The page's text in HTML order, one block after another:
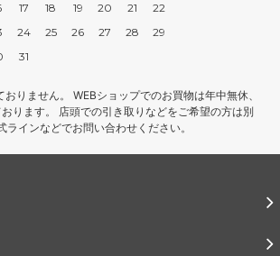
17 18 19 20 21
22
24 25 26 27 28
29
31
りません。 WEBショップでのお買物は年中無休、
ります。 店頭での引き取りなどをご希望の方は別
ラインなどでお問い合わせください。